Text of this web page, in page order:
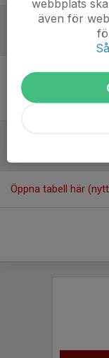
Öppna tabell här
webbplats
även för